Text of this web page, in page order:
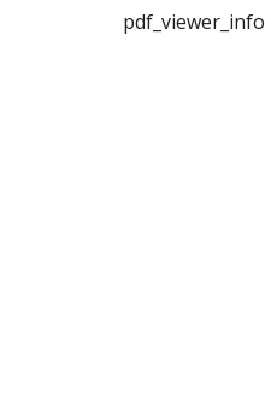
pdf_viewer_info